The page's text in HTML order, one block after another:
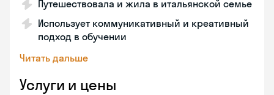
Путешествовала и жила в итальянской семье
Использует коммуникативный и креативный
подход в обучении
Читать дальше
Услуги и цены